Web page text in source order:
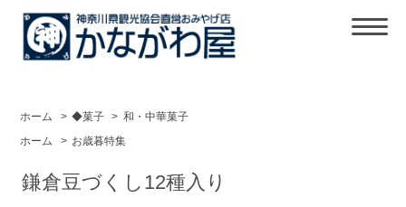
ホーム > ◆菓子 > 和・中華菓子
ホーム
> お歳暮特集
鎌倉豆づくし12種入り